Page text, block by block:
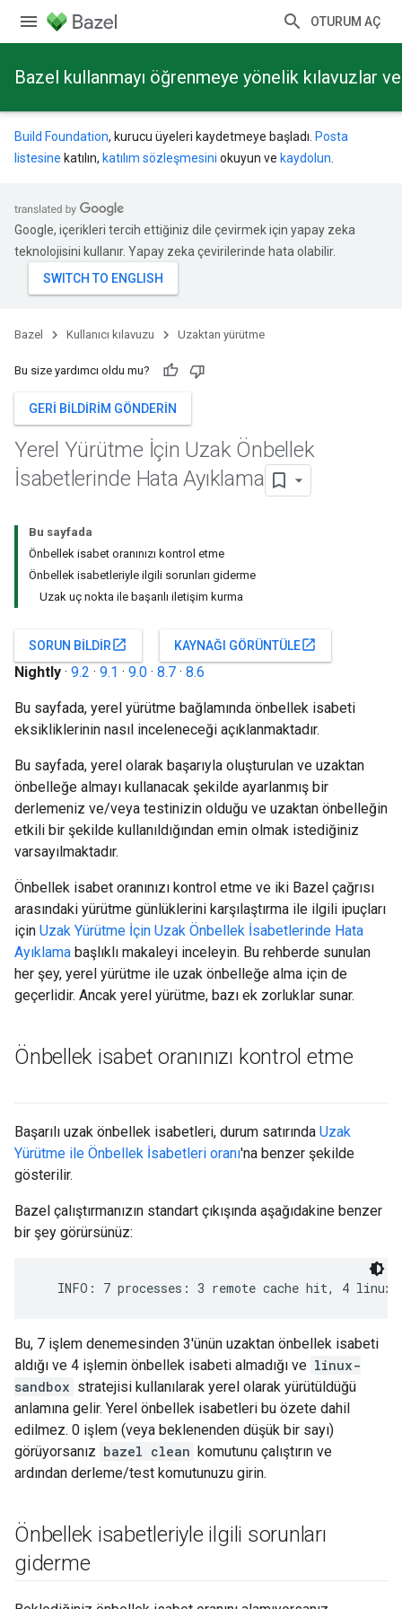
OTURUM AÇ
Bazel kullanmayı öğrenmeye yönelik kılavuzlar
Build Foundation, kurucu üyeleri kaydetmeye başladı. Posta
listesine katılın, katılım sözleşmesini okuyun ve kaydolun
Google, içerikleri tercih ettiğiniz dile çevirmek için yapay zeka
teknolojisini kullanır. Yapay zeka çevirilerinde hata olabilir.
Bazel Kullanıcı kılavuzu Uzaktan yürütme
Bu size yardımcı oldu mu?
GERI BILDIRIM GÖNDERIN
Yerel Yürütme İçin Uzak Önbellek
İsabetlerinde Hata Ayıklama
Bu sayfada
Önbellek isabet oranınızı kontrol etme
Önbellek isabetleriyle ilgili sorunları giderme
Uzak uç nokta ile başarılı iletişim kurma
SORUN BILDIRopen_in_new KAYNAĞI GÖRÜNTÜLEopen_in_new
Nightly · 9.2 · 9.1 · 9.0 · 8.7 · 8.6
Bu sayfada, yerel yürütme bağlamında önbellek isabeti
eksikliklerinin nasıl inceleneceği açıklanmaktadır.
Bu sayfada, yerel olarak başarıyla oluşturulan ve uzaktan
önbelleğe almayı kullanacak şekilde ayarlanmış bir
derlemeniz ve/veya testinizin olduğu ve uzaktan önbelleğin
etkili bir şekilde kullanıldığından emin olmak istediğiniz
varsayılmaktadır.
Önbellek isabet oranınızı kontrol etme ve iki Bazel çağrısı
arasındaki yürütme günlüklerini karşılaştırma ile ilgili ipuçları
için Uzak Yürütme İçin Uzak Önbellek İsabetlerinde Hata
Ayıklama başlıklı makaleyi inceleyin. Bu rehberde sunulan
her şey, yerel yürütme ile uzak önbelleğe alma için de
geçerlidir. Ancak yerel yürütme, bazı ek zorluklar sunar.
Önbellek isabet oranınızı kontrol etme
Başarılı uzak önbellek isabetleri, durum satırında Uzak
Yürütme ile Önbellek İsabetleri oranı'na benzer şekilde
gösterilir.
Bazel çalıştırmanızın standart çıkışında aşağıdakine benzer
bir şey görürsünüz:
Bu, 7 işlem denemesinden 3'ünün uzaktan önbellek isabeti
aldığı ve 4 işlemin önbellek isabeti almadığı ve linux-
sandbox stratejisi kullanılarak yerel olarak yürütüldüğü
anlamına gelir. Yerel önbellek isabetleri bu özete dahil
edilmez. 0 işlem (veya beklenenden düşük bir sayı)
görüyorsanız bazel clean komutunu çalıştırın ve
ardından derleme/test komutunuzu girin.
Önbellek isabetleriyle ilgili sorunları
giderme